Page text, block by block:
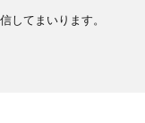
してまいります。